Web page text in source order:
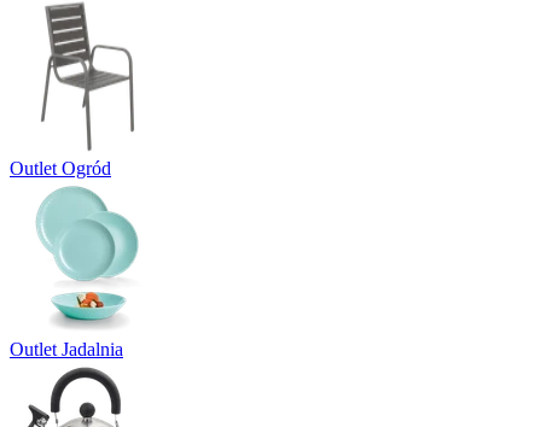
Outlet Ogród
Outlet Jadalnia